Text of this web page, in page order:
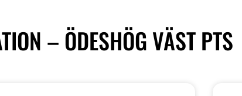
– ÖDESHÖG VÄST PTS